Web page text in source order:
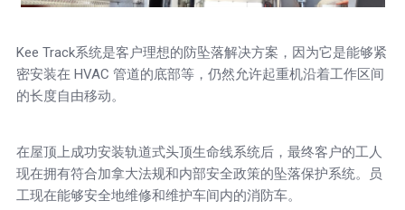
Kee Track系统是客户理想的防坠落解决方案，因为它是能够紧
密安装在 HVAC 管道的底部等，仍然允许起重机沿着工作区间
的长度自由移动。
在屋顶上成功安装轨道式头顶生命线系统后，最终客户的工人
现在拥有符合加拿大法规和内部安全政策的坠落保护系统。员
工现在能够安全地维修和维护车间内的消防车。